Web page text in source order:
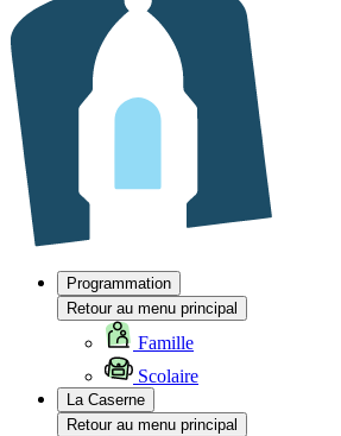
Programmation
Retour au menu principal
Famille
Scolaire
La Caserne
Retour au menu principal